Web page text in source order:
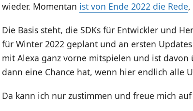
wieder. Momentan ist von Ende 2022 die Rede
Die Basis steht, die SDKs für Entwickler und
für Winter 2022 geplant und an ersten
mit Alexa ganz vorne mitspielen und ist davon
dann eine Chance hat, wenn hier endlich alle
Da kann ich nur zustimmen und freue mich